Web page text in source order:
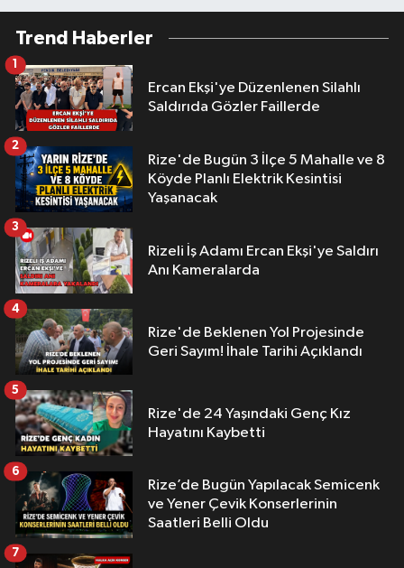
Trend Haberler
Ercan Ekşi'ye Düzenlenen Silahlı
Saldırıda Gözler Faillerde
1
Rize'de Bugün 3 İlçe 5 Mahalle ve 8
Köyde Planlı Elektrik Kesintisi
Yaşanacak
2
Rizeli İş Adamı Ercan Ekşi'ye Saldırı
Anı Kameralarda
3
Rize'de Beklenen Yol Projesinde
Geri Sayım! İhale Tarihi Açıklandı
4
Rize'de 24 Yaşındaki Genç Kız
Hayatını Kaybetti
5
Rize’de Bugün Yapılacak Semicenk
ve Yener Çevik Konserlerinin
Saatleri Belli Oldu
6
7